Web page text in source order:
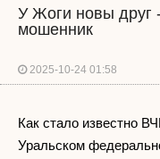
У Жоги новы друг
мошенник
2025-10-24 01:58
Как стало известно
Уральском